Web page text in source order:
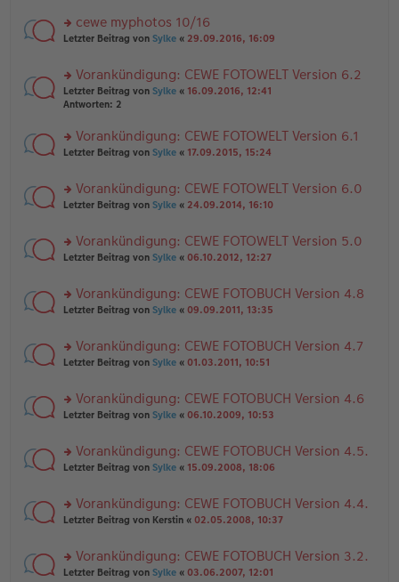
gB
ei
tr
g
es
e
n
B
ei
tr
a
n
g
es
e
n
er
ei
tr
rs
u
n
g
es
e
n
B
ei
tr
g
cewe myphotos 10/16
Letzter Beitrag von Sylke « 29.09.2016, 16:09
rs
te
n
g
es
e
n
B
ei
tr
g
Vorankündigung: CEWE FOTOWELT Version 6.2
Letzter Beitrag von Sylke « 16.09.2016, 12:41
Antworten: 2
rs
u
n
es
e
B
ei
g
Vorankündigung: CEWE FOTOWELT Version 6.1
Letzter Beitrag von Sylke « 17.09.2015, 15:24
rs
u
n
es
e
B
ei
g
Vorankündigung: CEWE FOTOWELT Version 6.0
Letzter Beitrag von Sylke « 24.09.2014, 16:10
rs
u
n
es
e
B
ei
g
Vorankündigung: CEWE FOTOWELT Version 5.0
Letzter Beitrag von Sylke « 06.10.2012, 12:27
rs
u
n
es
e
B
ei
g
Vorankündigung: CEWE FOTOBUCH Version 4.8
Letzter Beitrag von Sylke « 09.09.2011, 13:35
rs
u
n
es
e
B
ei
g
Vorankündigung: CEWE FOTOBUCH Version 4.7
Letzter Beitrag von Sylke « 01.03.2011, 10:51
rs
u
n
es
e
B
ei
Vorankündigung: CEWE FOTOBUCH Version 4.6
Letzter Beitrag von Sylke « 06.10.2009, 10:53
rs
u
n
es
e
Vorankündigung: CEWE FOTOBUCH Version 4.5.
Letzter Beitrag von Sylke « 15.09.2008, 18:06
rs
u
n
Vorankündigung: CEWE FOTOBUCH Version 4.4.
Letzter Beitrag von Kerstin « 02.05.2008, 10:37
rs
Vorankündigung: CEWE FOTOBUCH Version 3.2.
Letzter Beitrag von Sylke « 03.06.2007, 12:01